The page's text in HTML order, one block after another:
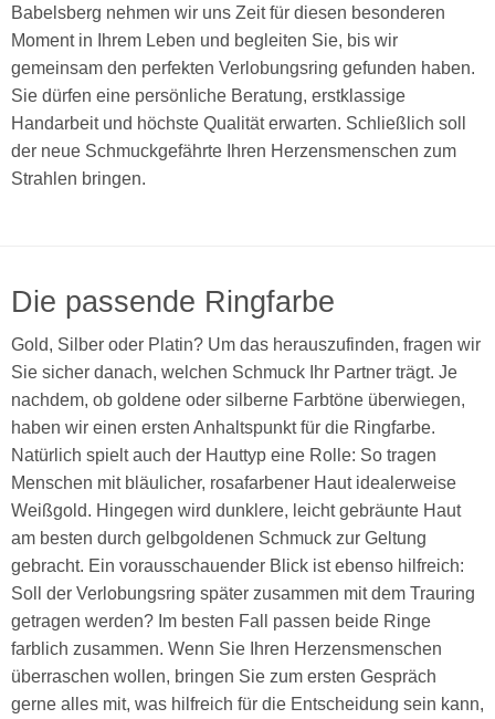
Babelsberg nehmen wir uns Zeit für diesen besonderen
Moment in Ihrem Leben und begleiten Sie, bis wir
gemeinsam den perfekten Verlobungsring gefunden haben.
Sie dürfen eine persönliche Beratung, erstklassige
Handarbeit und höchste Qualität erwarten. Schließlich soll
der neue Schmuckgefährte Ihren Herzensmenschen zum
Strahlen bringen.
Die passende Ringfarbe
Gold, Silber oder Platin? Um das herauszufinden, fragen wir
Sie sicher danach, welchen Schmuck Ihr Partner trägt. Je
nachdem, ob goldene oder silberne Farbtöne überwiegen,
haben wir einen ersten Anhaltspunkt für die Ringfarbe.
Natürlich spielt auch der Hauttyp eine Rolle: So tragen
Menschen mit bläulicher, rosafarbener Haut idealerweise
Weißgold. Hingegen wird dunklere, leicht gebräunte Haut
am besten durch gelbgoldenen Schmuck zur Geltung
gebracht. Ein vorausschauender Blick ist ebenso hilfreich:
Soll der Verlobungsring später zusammen mit dem Trauring
getragen werden? Im besten Fall passen beide Ringe
farblich zusammen. Wenn Sie Ihren Herzensmenschen
überraschen wollen, bringen Sie zum ersten Gespräch
gerne alles mit, was hilfreich für die Entscheidung sein kann,